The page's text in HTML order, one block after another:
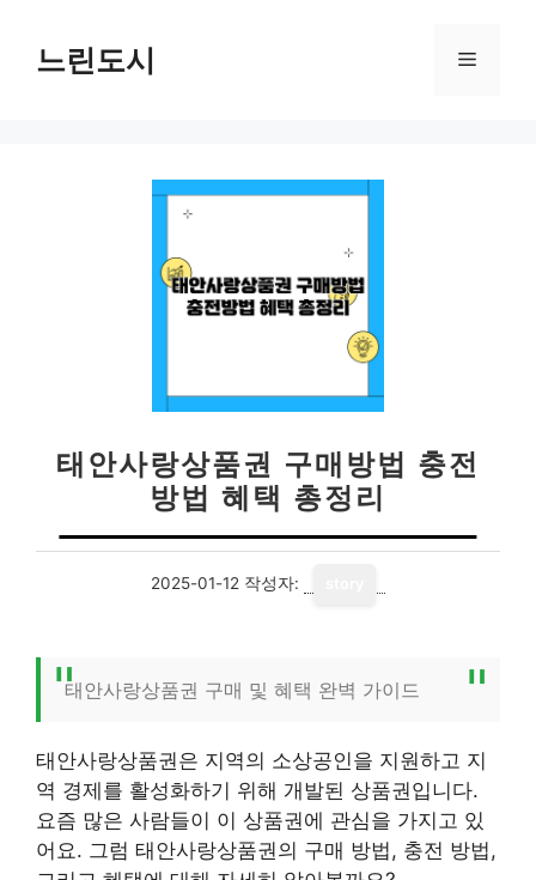
느린도시 메
태안사랑상품권 구매방법 충전
방법 혜택 총정리
2025-01-12 작성자:
태안사랑상품권 구매 및 혜택 완벽 가이드
태안사랑상품권은 지역의 소상공인을 지원하고 지
역 경제를 활성화하기 위해 개발된 상품권입니다.
요즘 많은 사람들이 이 상품권에 관심을 가지고 있
어요. 그럼 태안사랑상품권의 구매 방법, 충전 방법,